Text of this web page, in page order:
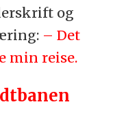
og
– Det
min reise.